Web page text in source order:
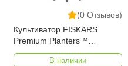
(0 Отзывов)
Культиватор FISKARS
Premium Planters™
1000728
В наличии